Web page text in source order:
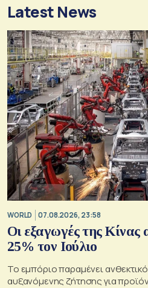
Latest News
WORLD 07.08.2026, 23:58
Οι εξαγωγές της Κίνας
25% τον Ιούλιο
Το εμπόριο παραμένει
αυξανόμενης ζήτησης για